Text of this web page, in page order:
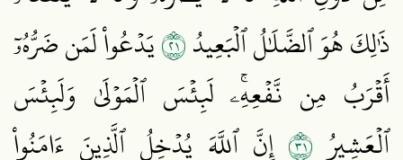
ذَٰلِكَ هُوَ ٱلضَّلَٰلُ ٱلۡبَعِيدُ١٢يَدۡعُواْ لَمَن ضَرُّهُۥٓ
أَقۡرَبُ مِن نَّفۡعِهِۦۚ لَبِئۡسَ ٱلۡمَوۡلَىٰ وَلَبِئۡسَ
ٱلۡعَشِيرُ ١٣ إِنَّ ٱللَّهَ يُدۡخِلُ ٱلَّذِينَ ءَامَنُواْ